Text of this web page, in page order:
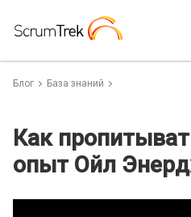
Блог База знаний
Как
опыт Ойл